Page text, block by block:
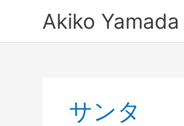
Akiko Yamada
サンタ